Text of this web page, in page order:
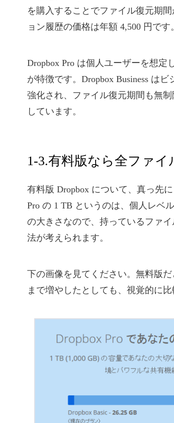
を購入することでファイル復元期
ョン履歴の価格は年額 4,500 円です。
Dropbox Pro は個人ユーザーを想
が特徴です。Dropbox Business は
強化され、ファイル復元期間も無
しています。
1-3.有料版なら全ファ
有料版 Dropbox について、真っ先
Pro の 1 TB というのは、個人レベ
の大きさなので、持っているファ
法が考えられます。
下の画像を見てください。無料版
まで増やしたとしても、視覚的に